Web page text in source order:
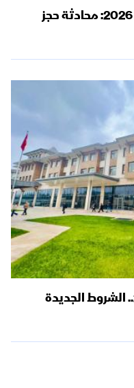
أهم الجمل التركية في المطارات 2026: محادثة حجز
القبول الجامعي في تركيا 2026.. الشروط الجديدة